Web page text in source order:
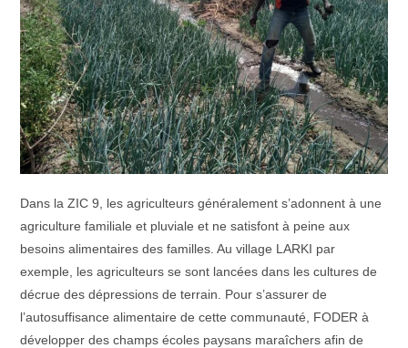
Dans la ZIC 9, les agriculteurs généralement s’adonnent à une
agriculture familiale et pluviale et ne satisfont à peine aux
besoins alimentaires des familles. Au village LARKI par
exemple, les agriculteurs se sont lancées dans les cultures de
décrue des dépressions de terrain. Pour s’assurer de
l’autosuffisance alimentaire de cette communauté, FODER à
développer des champs écoles paysans maraîchers afin de